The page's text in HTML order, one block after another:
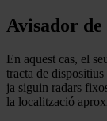
Avisador
En aquest cas, el
tracta de
ja siguin radars
la localització